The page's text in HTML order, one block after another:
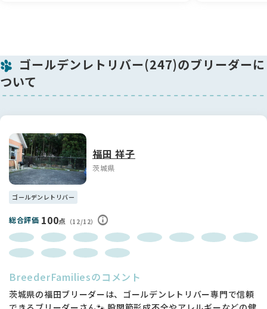
体重 出生４１３ｇ、３０日２．９kg、４０日４．０kg、５
０日kg
４/７ 心雑音チェック・検便
４/２１ 健康診断・検便・ワクチン接種
-----------------------------------------------------
７頭兄弟姉妹のベルの子犬達はお母さんの母乳をたくさん飲ん
で、ムチムチに育っています。
母乳が沢山出るので離乳食はまだ残してしまいますが、もう少
し経つと食べる方が楽しみになってたくさん食べられるように
なるでしょう。
毛色はやや薄めの子とベルより少し薄いゴールデン色の子が居
臆病な傾向は無く、人に尻尾を振って駆け寄って遊びに来てく
れます。性格が表れるには早い時期なので明るい子に育つよう
に接していきます。子犬は良い両親と良い環境によって性格が
大きく変わります。ご期待ください。
-----------------------------------------------------
【股関節形成不全について】
両親に股関節に異常はありません。
ゴールデンレトリバー(247)のブリーダーに
ついて
福田 祥子
茨城県
ゴールデンレトリバー
総合評価 100点 （12/12）
BreederFamiliesのコメント
茨城県の福田ブリーダーは、ゴールデンレトリバー専門で信頼